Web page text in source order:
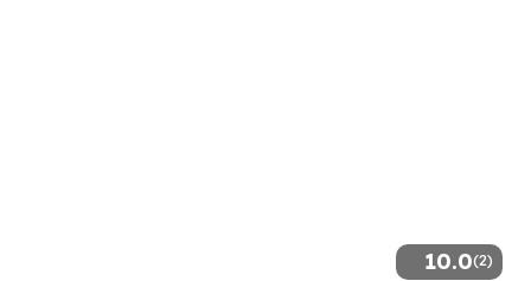
10.0(2)